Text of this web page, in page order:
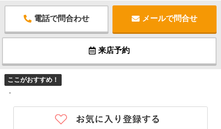
電話で問合わせ メールで問合せ
来店予約
ここがおすすめ！
-